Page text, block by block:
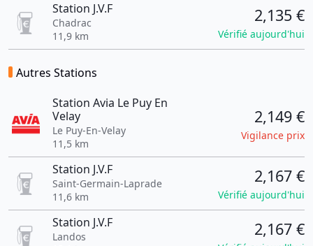
Station J.V.F
Chadrac
11,9 km
2,135 €
Vérifié aujourd'hui
Autres Stations
Station Avia Le Puy En
Velay
Le Puy-En-Velay
11,5 km
2,149 €
Vigilance prix
Station J.V.F
Saint-Germain-Laprade
11,6 km
2,167 €
Vérifié aujourd'hui
Station J.V.F
Landos
2,167 €